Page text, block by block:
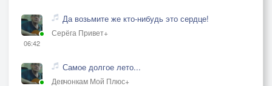
06:42
Да возьмите же кто-нибудь это сердце!
Серёга Привет+
Самое долгое лето...
Девчонкам Мой Плюс+